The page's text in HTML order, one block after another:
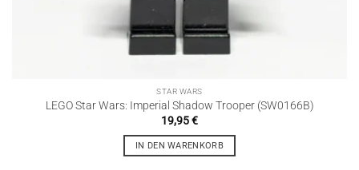
STAR WARS
LEGO Star Wars: Imperial Shadow Trooper (SW0166B)
19,95€
IN DEN WARENKORB